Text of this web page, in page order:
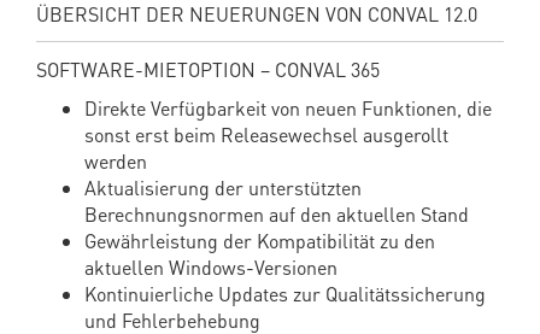
ÜBERSICHT DER NEUERUNGEN VON CONVAL 12.0
SOFTWARE-MIETOPTION – CONVAL 365
Direkte Verfügbarkeit von neuen Funktionen, die
sonst erst beim Releasewechsel ausgerollt
werden
Aktualisierung der unterstützten
Berechnungsnormen auf den aktuellen Stand
Gewährleistung der Kompatibilität zu den
aktuellen Windows-Versionen
Kontinuierliche Updates zur Qualitätssicherung
und Fehlerbehebung